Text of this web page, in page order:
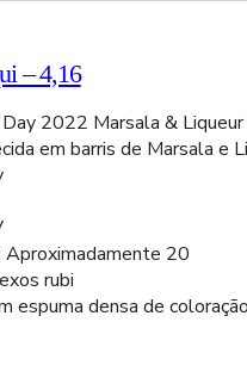
– 4,16
2022 Marsala & Liqueur
em barris de Marsala e
Aproximadamente 20
rubi
espuma densa de